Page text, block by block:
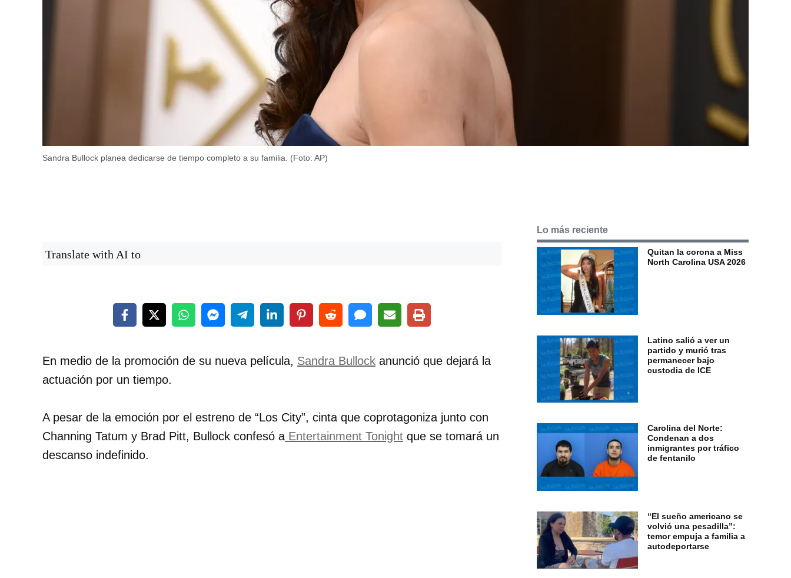
Sandra Bullock planea dedicarse de tiempo completo a su familia. (Foto: AP)
Translate with AI to
En medio de la promoción de su nueva película, Sandra Bullock anunció que dejará la
actuación por un tiempo.
A pesar de la emoción por el estreno de “Los City”, cinta que coprotagoniza junto con
Channing Tatum y Brad Pitt, Bullock confesó a Entertainment Tonight que se tomará un
descanso indefinido.
Lo más reciente
Quitan la corona a Miss
North Carolina USA 2026
Latino salió a ver un
partido y murió tras
permanecer bajo
custodia de ICE
Carolina del Norte:
Condenan a dos
inmigrantes por tráfico
de fentanilo
“El sueño americano se
volvió una pesadilla”:
temor empuja a familia a
autodeportarse